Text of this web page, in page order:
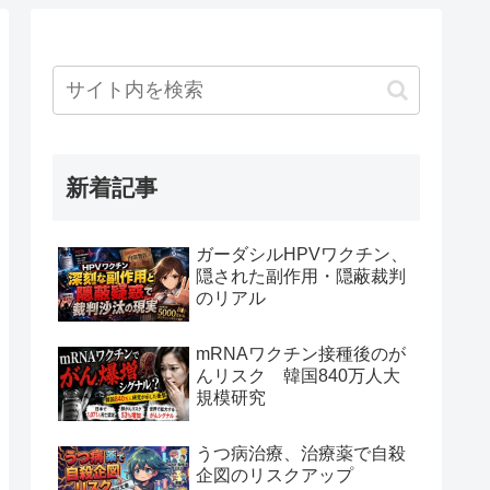
新着記事
ガーダシルHPVワクチン、
隠された副作用・隠蔽裁判
のリアル
mRNAワクチン接種後のが
んリスク 韓国840万人大
規模研究
うつ病治療、治療薬で自殺
企図のリスクアップ